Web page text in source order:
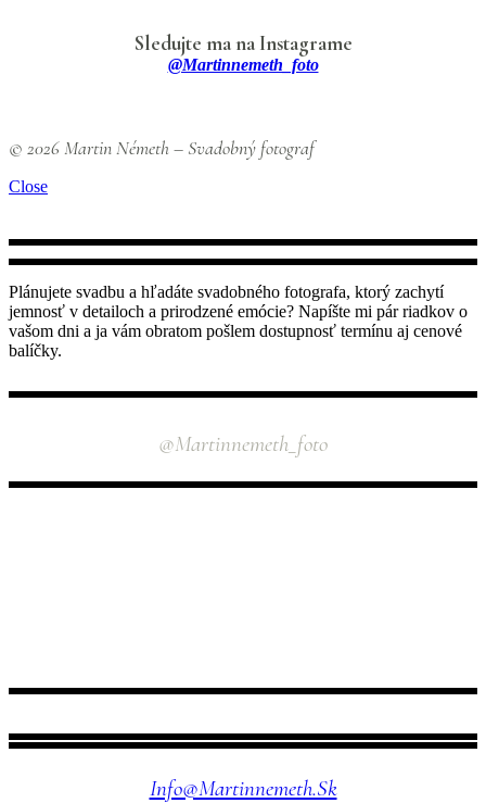
Sledujte ma na Instagrame
@martinnemeth_foto
© 2026 Martin Németh – Svadobný fotograf
Close
Plánujete svadbu a hľadáte svadobného fotografa, ktorý zachytí
jemnosť v detailoch a prirodzené emócie? Napíšte mi pár riadkov o
vašom dni a ja vám obratom pošlem dostupnosť termínu aj cenové
balíčky.
@martinnemeth_foto
Info@martinnemeth.sk